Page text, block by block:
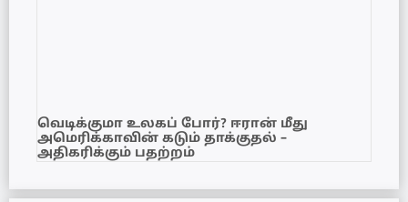
வெடிக்குமா உலகப் போர்? ஈரான் மீது
அமெரிக்காவின் கடும் தாக்குதல் –
அதிகரிக்கும் பதற்றம்